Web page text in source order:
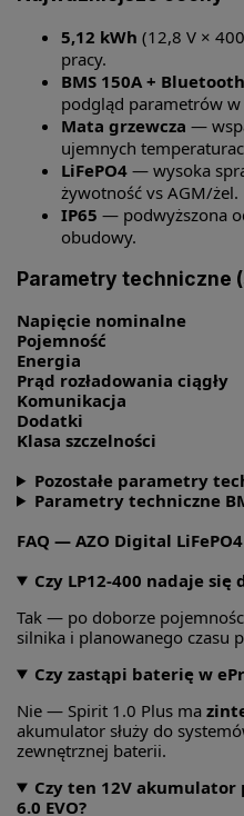
5,12 kWh (12,8 V ×
pracy.
BMS 150A + Bluetooth
podgląd parametrów w
Mata grzewcza —
ujemnych
LiFePO4 — wysoka
żywotność vs AGM/żel.
IP65 — podwyższona
obudowy.
Parametry techniczne
Napięcie nominalne
Pojemność
Energia
Prąd rozładowania ciągły
Komunikacja
Dodatki
Klasa szczelności
Pozostałe parametry
Parametry techniczne
FAQ — AZO Digital
Czy LP12-400 nadaje się
Tak — po doborze
silnika i planowanego czasu
Czy zastąpi baterię w
Nie — Spirit 1.0 Plus ma
akumulator służy do
zewnętrznej baterii.
Czy ten 12V akumulator
6.0 EVO?